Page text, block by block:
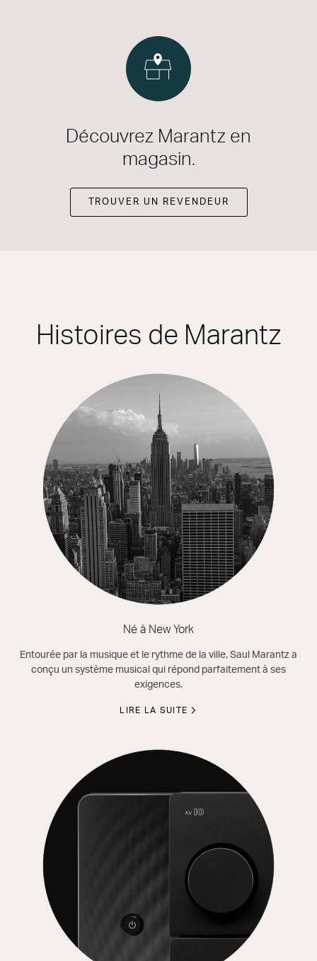
Découvrez Marantz en
magasin.
TROUVER UN REVENDEUR
Histoires de Marantz
Né à New York
Entourée par la musique et le rythme de la ville, Saul Marantz a
conçu un système musical qui répond parfaitement à ses
exigences.
LIRE LA SUITE